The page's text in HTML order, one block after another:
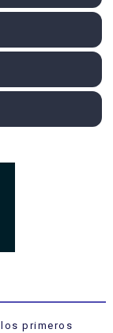
primeros